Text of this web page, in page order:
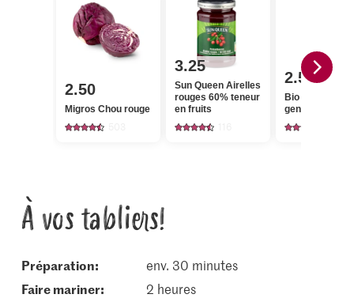
2.50
Migros Chou rouge
3.25
Sun Queen Airelles
rouges 60% teneur
en fruits
2.55
Bio Baies de
genièvre
À vos tabliers!
Préparation:
env. 30 minutes
faire mariner:
2 heures